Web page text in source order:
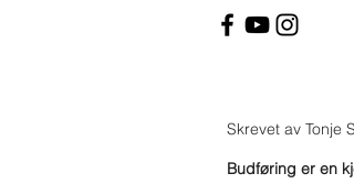
Skrevet av Tonje
Budføring er en